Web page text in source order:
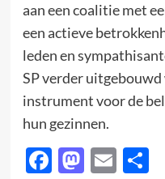
aan een coalitie met
een actieve
leden en
SP verder
instrument voor de
hun gezinnen.
Facebook
Email